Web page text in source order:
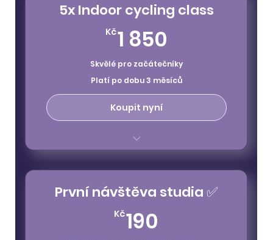
nelze uplatnit na special class
5x Indoor cycling class
Kč1 850
Skvělé pro začátečníky
Platí po dobu 3 měsíců
Koupit nyní
platnost 3 měsíce
První návštěva studia ✅
Kč190